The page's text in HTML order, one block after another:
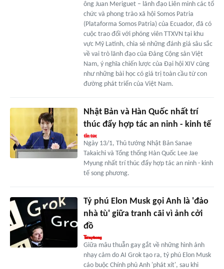
ông Juan Meriguet – lãnh đạo Liên minh các tổ
chức và phong trào xã hội Somos Patria
(Plataforma Somos Patria) của Ecuador, đã có
cuộc trao đổi với phóng viên TTXVN tại khu
vực Mỹ Latinh, chia sẻ những đánh giá sâu sắc
về vai trò lãnh đạo của Đảng Cộng sản Việt
Nam, ý nghĩa chiến lược của Đại hội XIV cũng
như những bài học có giá trị toàn cầu từ con
đường phát triển của Việt Nam.
Nhật Bản và Hàn Quốc nhất trí
thúc đẩy hợp tác an ninh - kinh tế
Ngày 13/1, Thủ tướng Nhật Bản Sanae
Takaichi và Tổng thống Hàn Quốc Lee Jae
Myung nhất trí thúc đẩy hợp tác an ninh - kinh
tế song phương.
Tỷ phú Elon Musk gọi Anh là 'đảo
nhà tù' giữa tranh cãi vì ảnh cởi
đồ
Giữa mâu thuẫn gay gắt về những hình ảnh
nhạy cảm do AI Grok tạo ra, tỷ phú Elon Musk
cáo buộc Chính phủ Anh 'phát xít', sau khi